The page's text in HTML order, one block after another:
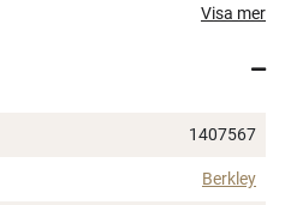
mycket smak
Visa mer
1407567
Berkley